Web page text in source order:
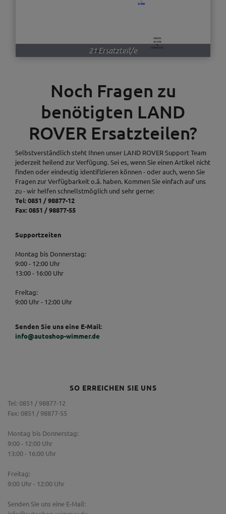
21 Ersatzteil/e
Noch Fragen zu
benötigten LAND
ROVER Ersatzteilen?
Selbstverständlich steht Ihnen unser LAND ROVER Support Team
jederzeit heilend zur Verfügung. Sei es, wenn Sie einen Artikel nicht
finden oder eindeutig identifizieren können - oder auch, wenn Sie
Fragen zur Verfügbarkeit o.ä. haben. Kommen Sie einfach auf uns
zu - wir helfen schnellstmöglich und sehr gerne:
Tel: 0851 / 98877-12
Fax: 0851 / 98877-55
Supportzeiten
Montag bis Donnerstag:
9:00 - 12:00 Uhr
13:00 - 16:00 Uhr
Freitag:
9:00 Uhr - 12:00 Uhr
Senden Sie uns eine E-Mail:
info@autoshop-wimmer.de
SO ERREICHEN SIE UNS
Tel: 0851 / 98877-12
Fax: 0851 / 98877-55
Montag bis Donnerstag:
9:00 - 12:00 Uhr
13:00 - 16:00 Uhr
Freitag:
9:00 Uhr - 12:00 Uhr
Senden Sie uns eine E-Mail: